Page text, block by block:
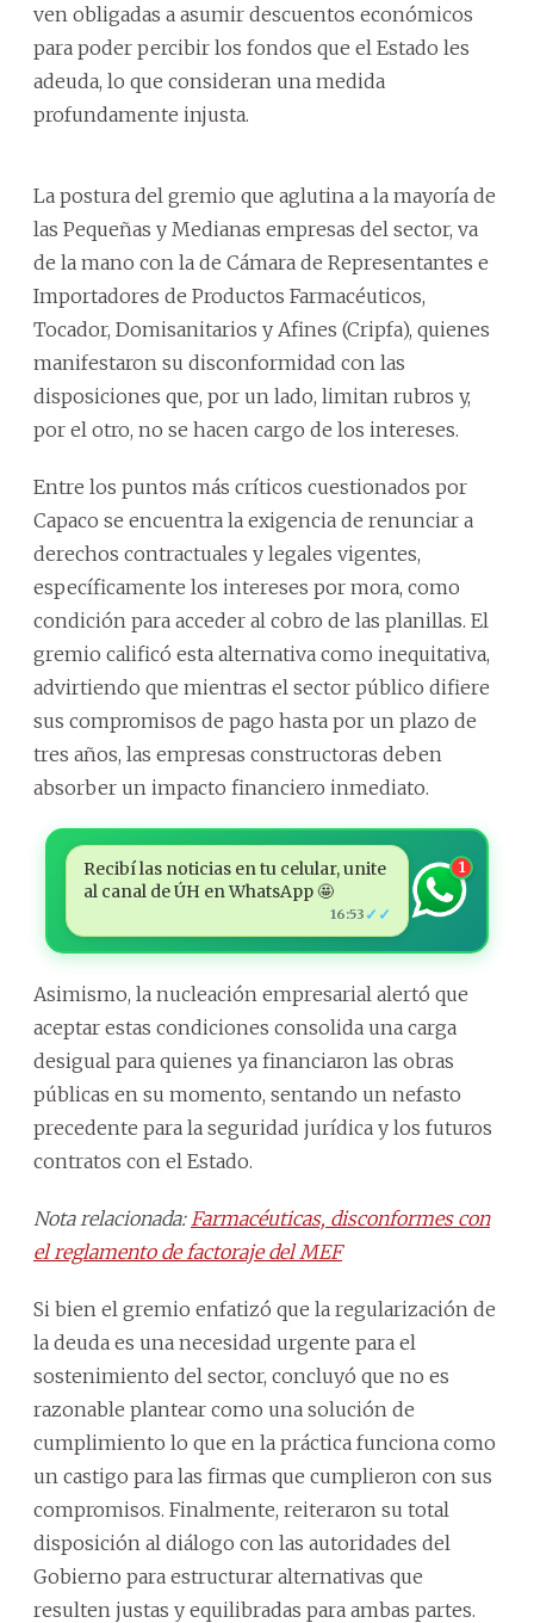
ven obligadas a asumir descuentos económicos
para poder percibir los fondos que el Estado les
adeuda, lo que consideran una medida
profundamente injusta.
La postura del gremio que aglutina a la mayoría de
las Pequeñas y Medianas empresas del sector, va
de la mano con la de Cámara de Representantes e
Importadores de Productos Farmacéuticos,
Tocador, Domisanitarios y Afines (Cripfa), quienes
manifestaron su disconformidad con las
disposiciones que, por un lado, limitan rubros y,
por el otro, no se hacen cargo de los intereses.
Entre los puntos más críticos cuestionados por
Capaco se encuentra la exigencia de renunciar a
derechos contractuales y legales vigentes,
específicamente los intereses por mora, como
condición para acceder al cobro de las planillas. El
gremio calificó esta alternativa como inequitativa,
advirtiendo que mientras el sector público difiere
sus compromisos de pago hasta por un plazo de
tres años, las empresas constructoras deben
absorber un impacto financiero inmediato.
Recibí las noticias en tu celular, unite
al canal de ÚH en WhatsApp 🤩
16:53 ✓✓
1
Asimismo, la nucleación empresarial alertó que
aceptar estas condiciones consolida una carga
desigual para quienes ya financiaron las obras
públicas en su momento, sentando un nefasto
precedente para la seguridad jurídica y los futuros
contratos con el Estado.
Nota relacionada: Farmacéuticas, disconformes con
el reglamento de factoraje del MEF
Si bien el gremio enfatizó que la regularización de
la deuda es una necesidad urgente para el
sostenimiento del sector, concluyó que no es
razonable plantear como una solución de
cumplimiento lo que en la práctica funciona como
un castigo para las firmas que cumplieron con sus
compromisos. Finalmente, reiteraron su total
disposición al diálogo con las autoridades del
Gobierno para estructurar alternativas que
resulten justas y equilibradas para ambas partes.